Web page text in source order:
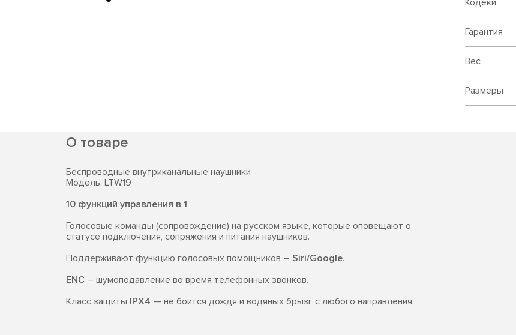
Кодеки
Гарантия
Вес
Размеры
О товаре
Беспроводные внутриканальные наушники
Модель: LTW19
10 функций управления в 1
Голосовые команды (сопровождение) на русском языке, которые оповещают о
статусе подключения, сопряжения и питания наушников.
Поддерживают функцию голосовых помощников – Siri/Google.
ENC – шумоподавление во время телефонных звонков.
Класс защиты IPX4 — не боится дождя и водяных брызг с любого направления.